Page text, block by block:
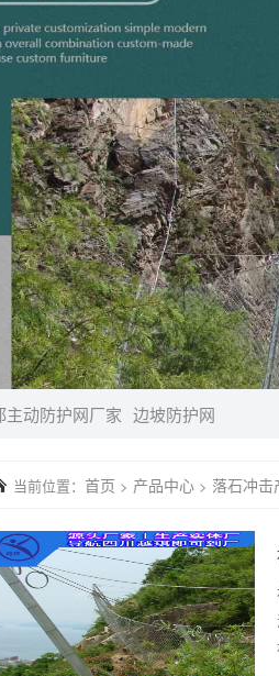
主动防护网厂家 边坡防护网
当前位置： 首页 > 产品中心 > 落石冲击